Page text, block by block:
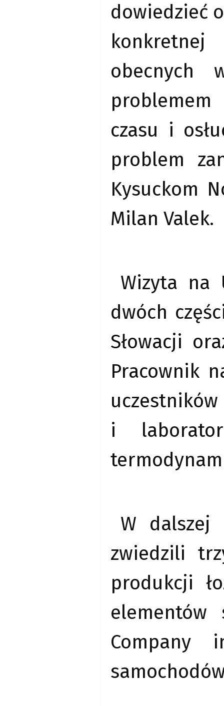
dowiedzieć
obecnych
problemem
czasu i
problem
Kysuckom
Milan Valek.
Wizyta na
dwóch
Słowacji
Pracownik
i
W dalszej
zwiedzili
produkcji
elementów